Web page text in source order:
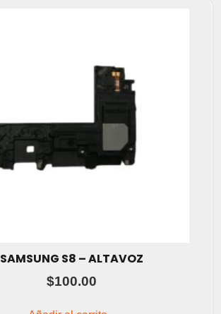
SAMSUNG S8 – ALTAVOZ
$100.00